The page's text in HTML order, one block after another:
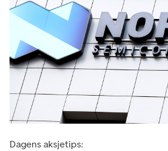
Dagens aksjetips: